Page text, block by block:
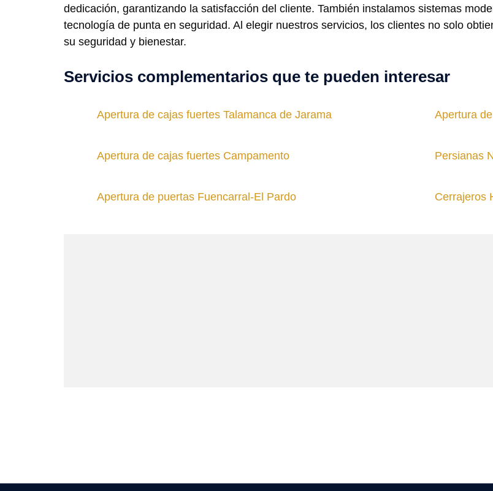
dedicación, garantizando la satisfacción del cliente. También instalamos sistemas
tecnología de punta en seguridad. Al elegir nuestros servicios, los clientes no solo
su seguridad y bienestar.
Servicios complementarios que te pueden interesar
Apertura de cajas fuertes Talamanca de Jarama Apertura
Apertura de cajas fuertes Campamento Persianas
Apertura de puertas Fuencarral-El Pardo Cerrajeros